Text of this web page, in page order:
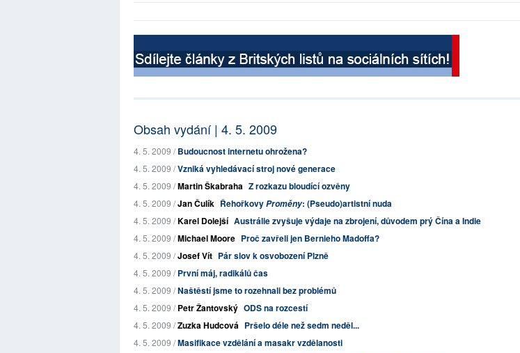
Obsah vydání | 4. 5. 2009
4. 5. 2009 /Budoucnost internetu ohrožena?
4. 5. 2009 /Vzniká vyhledávací stroj nové generace
4. 5. 2009 /Martin Škabraha Z rozkazu bloudící ozvěny
4. 5. 2009 /Jan Čulík ŘehořkovyProměny: (Pseudo)artistní nuda
4. 5. 2009 /Karel Dolejší Austrálie zvyšuje výdaje na zbrojení, důvodem prý Čína a Indie
4. 5. 2009 /Michael Moore Proč zavřeli jen Bernieho Madoffa?
4. 5. 2009 /Josef Vít Pár slov k osvobození Plzně
4. 5. 2009 /První máj, radikálů čas
4. 5. 2009 /Naštěstí jsme to rozehnali bez problémů
4. 5. 2009 /Petr Žantovský ODS na rozcestí
4. 5. 2009 /Zuzka Hudcová Pršelo déle než sedm neděl...
4. 5. 2009 /Masifikace vzdělání a masakr vzdělanosti